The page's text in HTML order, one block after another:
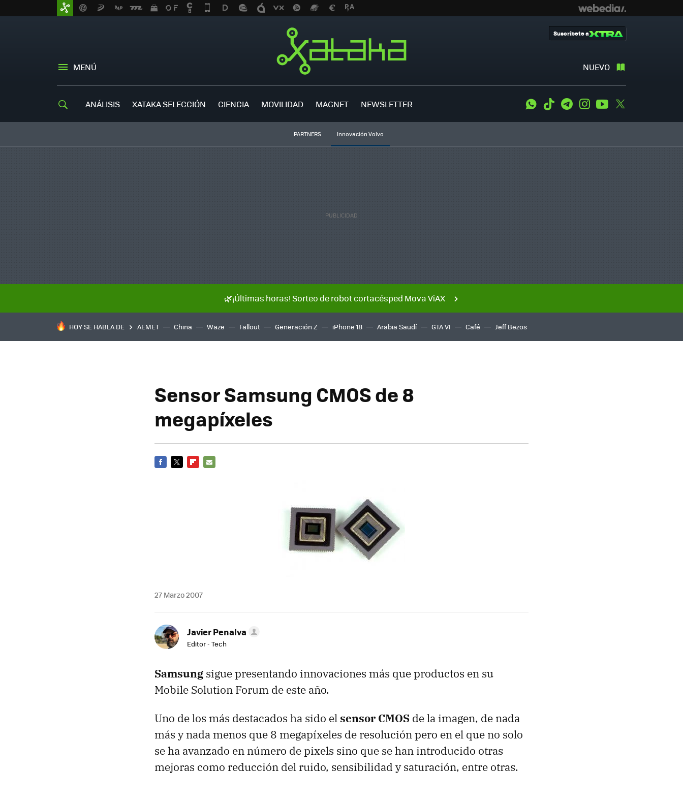
MENÚ NUEVO
Suscríbete a
ANÁLISIS XATAKA SELECCIÓN CIENCIA MOVILIDAD MAGNET NEWSLETTER WhatsApp
Tiktok TelegramInstagramYoutube
PARTNERS Innovación Volvo
🌿¡Últimas horas! Sorteo de robot cortacésped Mova ViAX
HOY SE HABLA DE AEMET China Waze Fallout Generación Z iPhone 18 Arabia Saudí GTA VI Café Jeff Bezos
Sensor Samsung CMOS de 8
megapíxeles
27 Marzo 2007
Javier Penalva
Editor - Tech
Samsung sigue presentando innovaciones más que productos en su
Mobile Solution Forum de este año.
Uno de los más destacados ha sido elsensor CMOS de la imagen, de nada
más y nada menos que 8 megapíxeles de resolución pero en el que no solo
se ha avanzado en número de pixels sino que se han introducido otras
mejoras como reducción del ruido, sensibilidad y saturación, entre otras.